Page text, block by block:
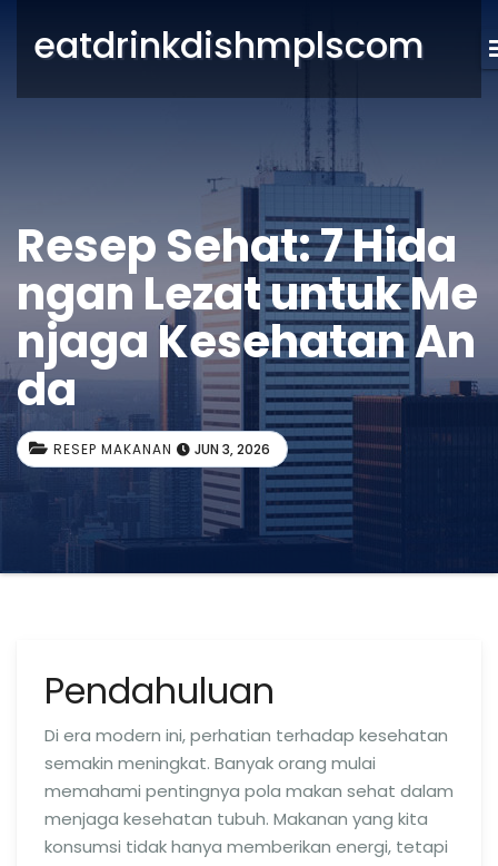
eatdrinkdishmplscom
Resep Sehat: 7 Hida
ngan Lezat untuk Me
njaga Kesehatan An
da
RESEP MAKANAN JUN 3, 2026
Pendahuluan
Di era modern ini, perhatian terhadap kesehatan
semakin meningkat. Banyak orang mulai
memahami pentingnya pola makan sehat dalam
menjaga kesehatan tubuh. Makanan yang kita
konsumsi tidak hanya memberikan energi, tetapi